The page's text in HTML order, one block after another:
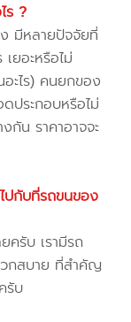
ร ?
มีหลายปัจจัยที่
ยอะหรือไม่
ะไร) คนยกของ
ประกอบหรือไม่
กัน ราคาอาจจะ
ปกับที่รถขนของ
ครับ เรามีรถ
วกสบาย ที่สำคัญ
รับ